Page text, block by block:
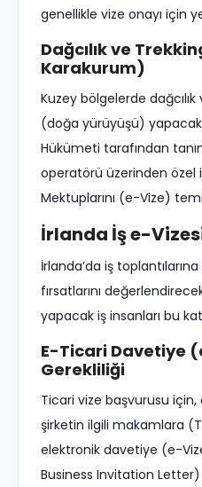
genellikle vize onayı için
Dağcılık ve
Karakurum)
Kuzey bölgelerde
(doğa yürüyüşü) yapacak
Hükümeti tarafından
operatörü üzerinden özel
Mektuplarını (e-Vize)
İrlanda İş e-
İrlanda’da iş
fırsatlarını
yapacak iş insanları bu
E-Ticari Davetiye
Gerekliliği
Ticari vize başvurusu
şirketin ilgili makamlara
elektronik davetiye (e-
Business Invitation